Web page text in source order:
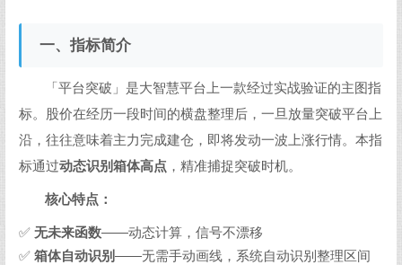
一、指标简介
「平台突破」是大智慧平台上一款经过实战验证的主图指
标。股价在经历一段时间的横盘整理后，一旦放量突破平台上
沿，往往意味着主力完成建仓，即将发动一波上涨行情。本指
标通过动态识别箱体高点 ，精准捕捉突破时机。
核心特点：
✅ 无未来函数——动态计算，信号不漂移
✅ 箱体自动识别——无需手动画线，系统自动识别整理区间